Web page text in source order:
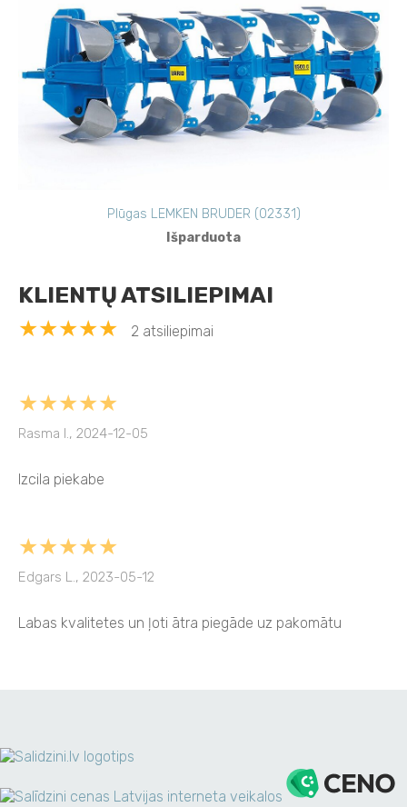
Plūgas LEMKEN BRUDER (02331)
Išparduota
KLIENTŲ ATSILIEPIMAI
★★★★★
2 atsiliepimai
★★★★★
Rasma I., 2024-12-05
Izcila piekabe
★★★★★
Edgars L., 2023-05-12
Labas kvalitetes un ļoti ātra piegāde uz pakomātu